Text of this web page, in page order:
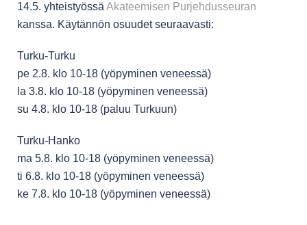
14.5. yhteistyössä Akateemisen Purjehdusseuran
kanssa. Käytännön osuudet seuraavasti:
Turku-Turku
pe 2.8. klo 10-18 (yöpyminen veneessä)
la 3.8. klo 10-18 (yöpyminen veneessä)
su 4.8. klo 10-18 (paluu Turkuun)
Turku-Hanko
ma 5.8. klo 10-18 (yöpyminen veneessä)
ti 6.8. klo 10-18 (yöpyminen veneessä)
ke 7.8. klo 10-18 (yöpyminen veneessä)